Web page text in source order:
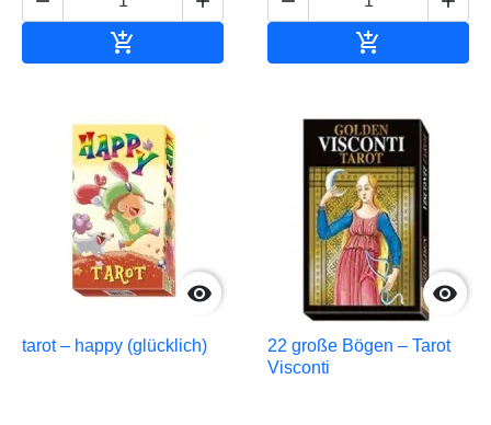
 

tarot – happy (glücklich)

22 große Bögen – Tarot
Visconti